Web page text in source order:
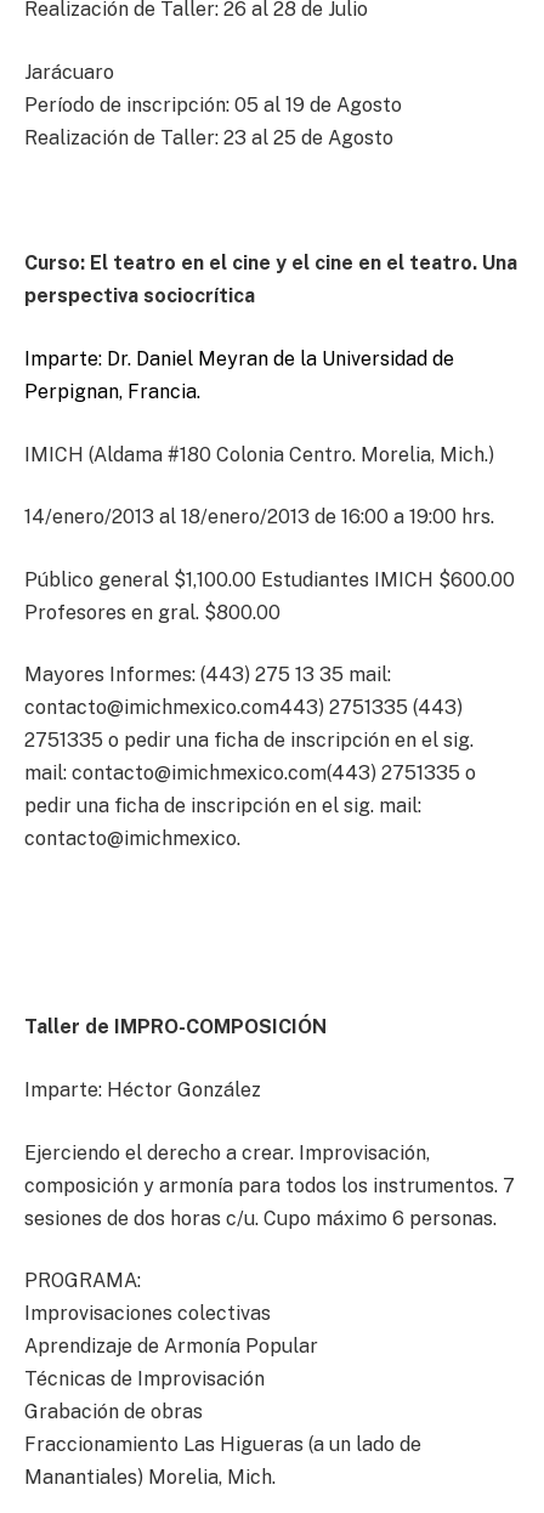
Realización de Taller: 26 al 28 de Julio
Jarácuaro
Período de inscripción: 05 al 19 de Agosto
Realización de Taller: 23 al 25 de Agosto
Curso: El teatro en el cine y el cine en el teatro. Una
perspectiva sociocrítica
Imparte: Dr. Daniel Meyran de la Universidad de
Perpignan, Francia.
IMICH (Aldama #180 Colonia Centro. Morelia, Mich.)
14/enero/2013 al 18/enero/2013 de 16:00 a 19:00 hrs.
Público general $1,100.00 Estudiantes IMICH $600.00
Profesores en gral. $800.00
Mayores Informes: (443) 275 13 35 mail:
contacto@imichmexico.com443) 2751335 (443)
2751335 o pedir una ficha de inscripción en el sig.
mail: contacto@imichmexico.com(443) 2751335 o
pedir una ficha de inscripción en el sig. mail:
contacto@imichmexico.
Taller de IMPRO-COMPOSICIÓN
Imparte: Héctor González
Ejerciendo el derecho a crear. Improvisación,
composición y armonía para todos los instrumentos. 7
sesiones de dos horas c/u. Cupo máximo 6 personas.
PROGRAMA:
Improvisaciones colectivas
Aprendizaje de Armonía Popular
Técnicas de Improvisación
Grabación de obras
Fraccionamiento Las Higueras (a un lado de
Manantiales) Morelia, Mich.